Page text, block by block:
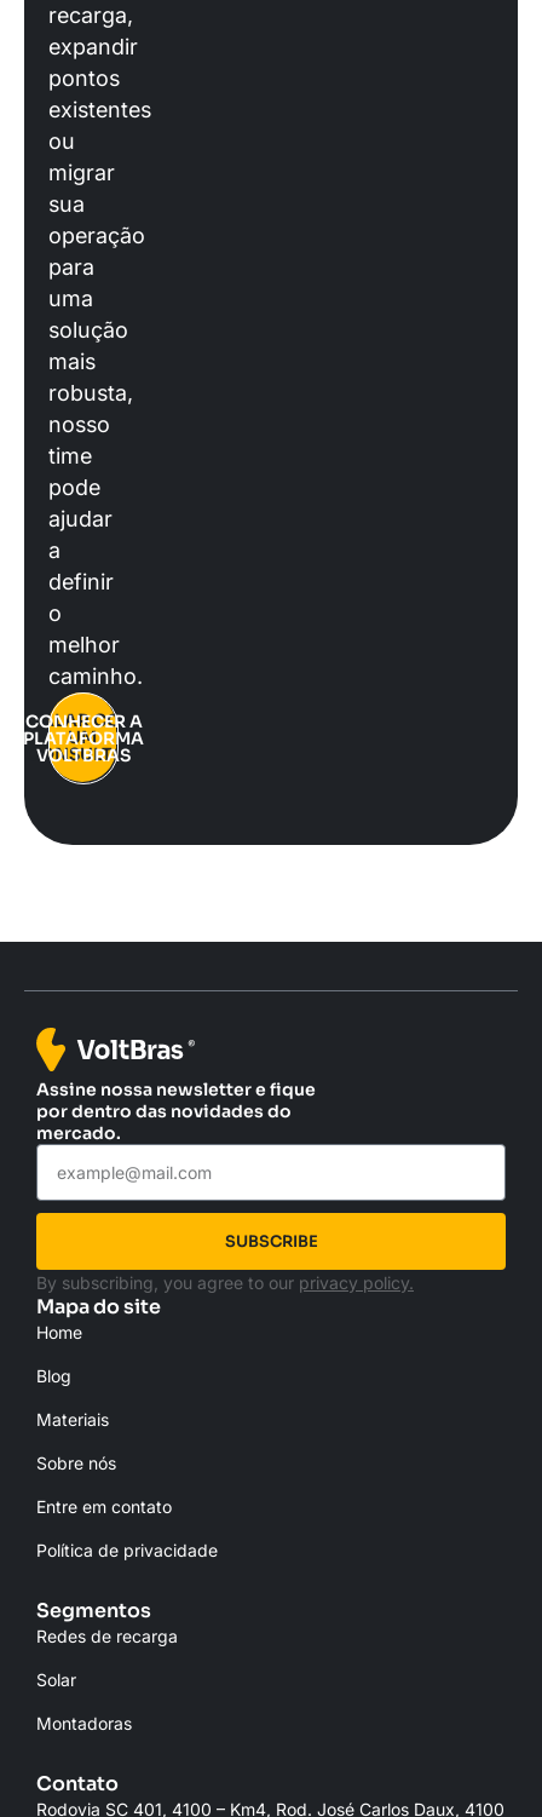
recarga,
expandir
pontos
existentes
ou
migrar
sua
operação
para
uma
solução
mais
robusta,
nosso
time
pode
ajudar
a
definir
o
melhor
caminho.
FALAR COM
UM
CONSULTOR
CONHECER A
PLATAFORMA
VOLTBRAS
Assine nossa newsletter e fique
por dentro das novidades do
mercado.
SUBSCRIBE
By subscribing, you agree to our privacy policy.
Mapa do site
Home
Blog
Materiais
Sobre nós
Entre em contato
Política de privacidade
Segmentos
Redes de recarga
Solar
Montadoras
Contato
Rodovia SC 401, 4100 – Km4, Rod. José Carlos Daux, 4100